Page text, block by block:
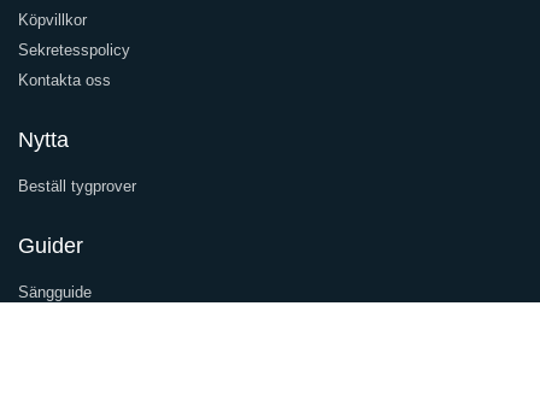
Köpvillkor
Sekretesspolicy
Kontakta oss
Nytta
Beställ tygprover
Guider
Sängguide